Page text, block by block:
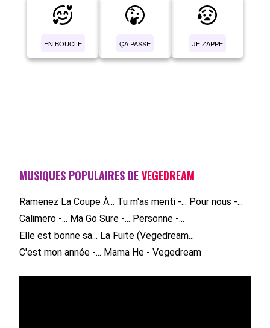
EN BOUCLE ÇA PASSE JE ZAPPE
MUSIQUES POPULAIRES DEVEGEDREAM
Ramenez La Coupe À... Tu m'as menti -... Pour nous -...
Calimero -... Ma Go Sure -... Personne -...
Elle est bonne sa... La Fuite (Vegedream...
C'est mon année -... Mama He - Vegedream